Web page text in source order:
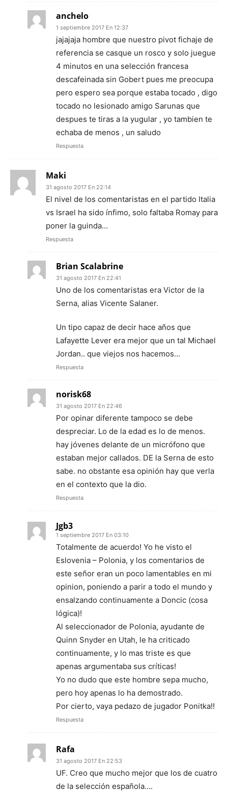
anchelo
1 septiembre 2017 En 12:37
jajajaja hombre que nuestro pivot fichaje de
referencia se casque un rosco y solo juegue
4 minutos en una selección francesa
descafeinada sin Gobert pues me preocupa
pero espero sea porque estaba tocado , digo
tocado no lesionado amigo Sarunas que
despues te tiras a la yugular , yo tambien te
echaba de menos , un saludo
Respuesta
Maki
31 agosto 2017 En 22:14
El nivel de los comentaristas en el partido Italia
vs Israel ha sido ínfimo, solo faltaba Romay para
poner la guinda…
Respuesta
Brian Scalabrine
31 agosto 2017 En 22:41
Uno de los comentaristas era Victor de la
Serna, alias Vicente Salaner.
Un tipo capaz de decir hace años que
Lafayette Lever era mejor que un tal Michael
Jordan.. que viejos nos hacemos…
Respuesta
norisk68
31 agosto 2017 En 22:46
Por opinar diferente tampoco se debe
despreciar. Lo de la edad es lo de menos.
hay jóvenes delante de un micrófono que
estaban mejor callados. DE la Serna de esto
sabe. no obstante esa opinión hay que verla
en el contexto que la dio.
Respuesta
Jgb3
1 septiembre 2017 En 03:10
Totalmente de acuerdo! Yo he visto el
Eslovenia – Polonia, y los comentarios de
este señor eran un poco lamentables en mi
opinion, poniendo a parir a todo el mundo y
ensalzando continuamente a Doncic (cosa
lógica)!
Al seleccionador de Polonia, ayudante de
Quinn Snyder en Utah, le ha criticado
continuamente, y lo mas triste es que
apenas argumentaba sus críticas!
Yo no dudo que este hombre sepa mucho,
pero hoy apenas lo ha demostrado.
Por cierto, vaya pedazo de jugador Ponitka!!
Respuesta
Rafa
31 agosto 2017 En 22:53
UF. Creo que mucho mejor que los de cuatro
de la selección española….